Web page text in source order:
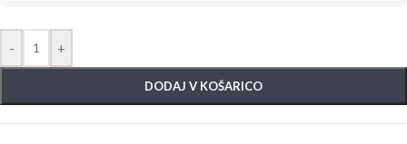
- +
DODAJ V KOŠARICO